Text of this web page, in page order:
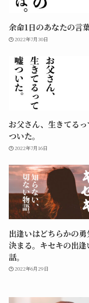
余命1日のあなたの言
2022年7月30日
お父さん、生きてる
ついた。
2022年7月16日
出逢いはどちらかの勇
決まる。キセキの出逢
話。
2022年6月29日